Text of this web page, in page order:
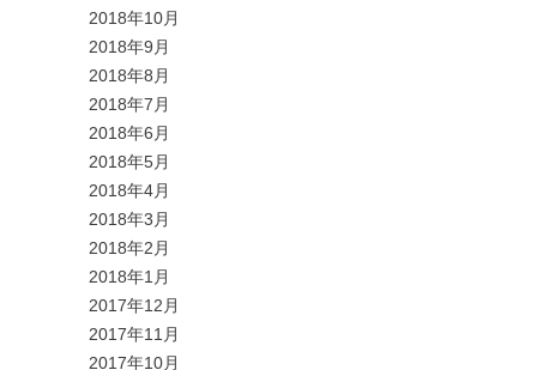
2018年10月
2018年9月
2018年8月
2018年7月
2018年6月
2018年5月
2018年4月
2018年3月
2018年2月
2018年1月
2017年12月
2017年11月
2017年10月